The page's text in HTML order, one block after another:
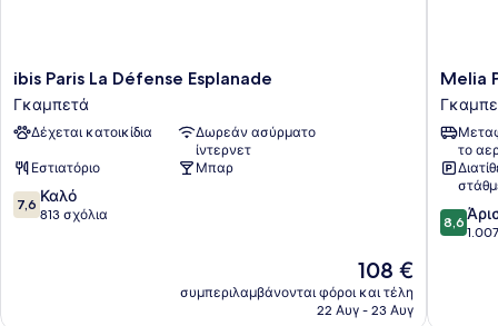
ibis
Paris
La
Défense
Esplanade
Γκαμπετά
ibis Paris La Défense Esplanade
Γκαμπετά
Δέχεται κατοικίδια
Δωρεάν ασύρματο
ίντερνετ
Εστιατόριο
Μπαρ
7.6
στα
7,6 Καλό
813 σχόλια
Η
τιμή
είναι
108 €
συμπεριλαμβάνονται φόροι και τέλη
22 Αυγ - 23 Αυγ
Melia
Paris
La
Defense
Melia
το
8.6
στα
8,6